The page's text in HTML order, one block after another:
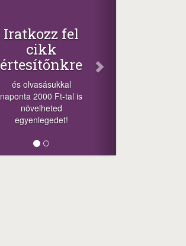
Iratkozz fel
cikk
értesítőnkre
és olvasásukkal
naponta 2000 Ft-tal is
növelheted
egyenlegedet!